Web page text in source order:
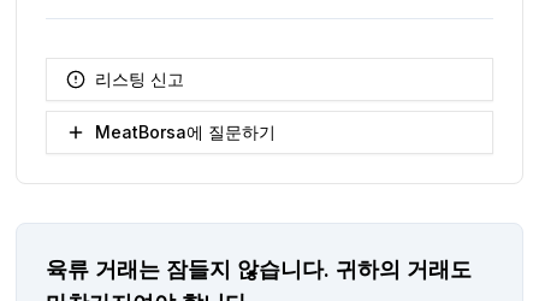
리스팅 신고
MeatBorsa에 질문하기
육류 거래는 잠들지 않습니다. 귀하의 거래도